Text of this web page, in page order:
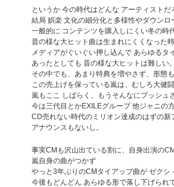
というか 今の時代はどんな アーティストだ
結局 娯楽 文化の細分化と多様性やダウンロ
一般的に コンテンツを購入しにくい冬の時
昔の様な大ヒット曲は生まれにくくなった時
メディアがぐいぐい押し込んで あらゆるタ
あったとしても 昔の様な大ヒットは難しい。
その中でも、あまり特典を増やさず、形態
この売上げを保っている嵐は、むしろ大健闘
嵐もここ しばらく、もうそんなにプッシュ
今は三代目とかEXILEグループ 他ジャニの
CD売れない時代のミリオン達成のはずの
アナウンスもないし。
事実CMも沢山出ている割に、自身出演の
嵐自身の曲がつかず
やっと3年ぶりのCMタイアップ曲が ゼクシ
今後もどんどん あらゆる形で落し下げられ